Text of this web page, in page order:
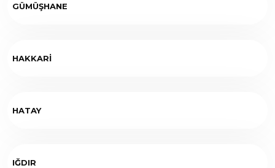
GÜMÜŞHANE
HAKKARİ
HATAY
IĞDIR